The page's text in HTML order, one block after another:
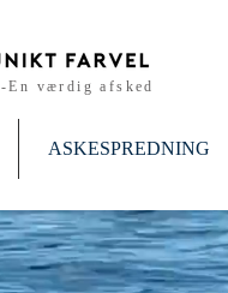
-En værdig afsked
ASKESPREDNING